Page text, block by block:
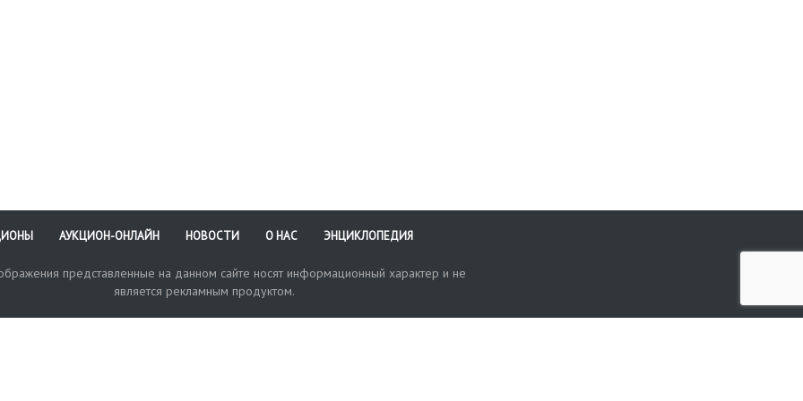
АУКЦИОН-ОНЛАЙН НОВОСТИ О НАС ЭНЦИКЛОПЕДИЯ
представленные на данном сайте носят информационный характер и не
является рекламным продуктом.